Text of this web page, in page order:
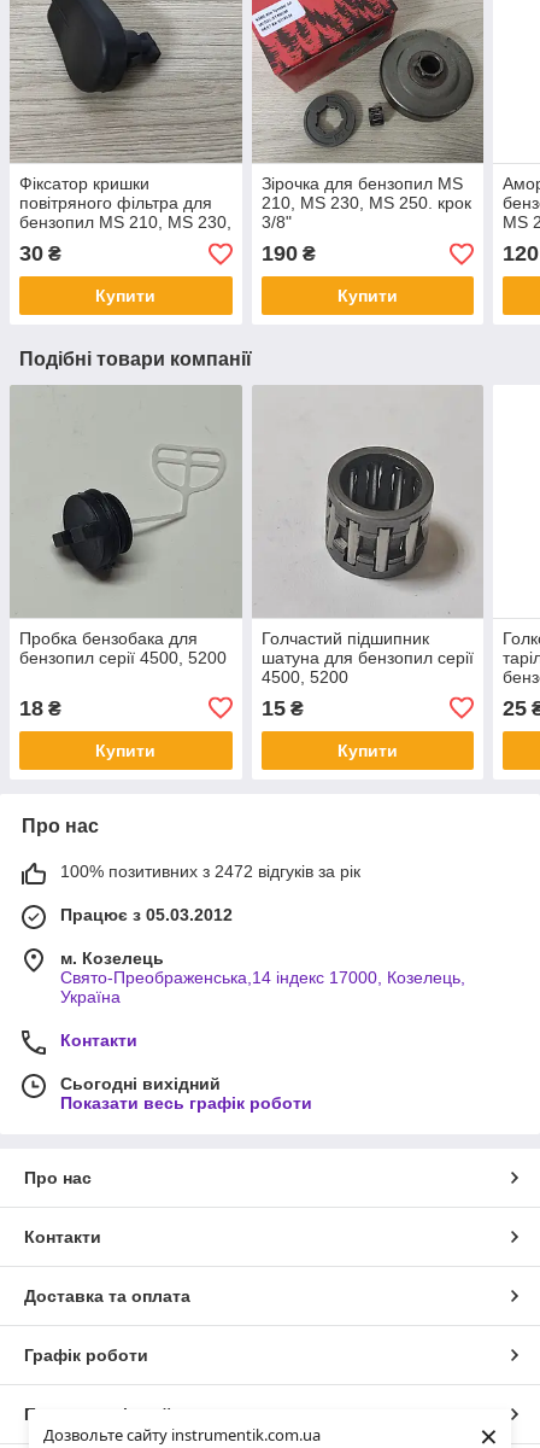
Дозвольте сайту instrumentik.com.ua
×
Фіксатор кришки
повітряного фільтра для
бензопил MS 210, MS 230,
(11231412301)
30 ₴
Купити
Зірочка для бензопил MS
210, MS 230, MS 250. крок
3/8"
190₴
Купити
MS
120
Подібні товари компанії
Пробка бензобака для
бензопил серії 4500, 5200
18 ₴
Купити
Голчастий підшипник
шатуна для бензопил серії
4500, 5200
15₴
Купити
25
Про нас
100% позитивних з 2472 відгуків за рік
Працює з 05.03.2012
м. Козелець
Свято-Преображенська,14 індекс 17000, Козелець,
Україна
Контакти
Сьогодні вихідний
Показати весь графік роботи
Про нас
Контакти
Доставка та оплата
Графік роботи
Повна версія сайту